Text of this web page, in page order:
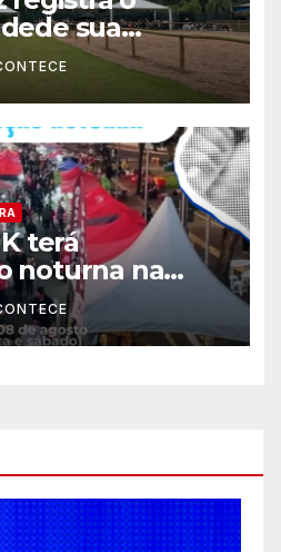
sua
terá
noturna na
(08)